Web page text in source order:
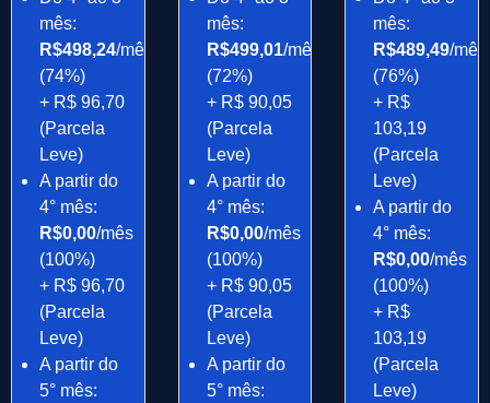
mês:
R$498,24/mês
(74%)
+ R$ 96,70
(Parcela
Leve)
A partir do
4° mês:
R$0,00/mês
(100%)
+ R$ 96,70
(Parcela
Leve)
A partir do
5° mês:
mês:
R$499,01/mês
(72%)
+ R$ 90,05
(Parcela
Leve)
A partir do
4° mês:
R$0,00/mês
(100%)
+ R$ 90,05
(Parcela
Leve)
A partir do
5° mês:
mês:
R$489,49/mês
(76%)
+ R$
103,19
(Parcela
Leve)
A partir do
4° mês:
R$0,00/mês
(100%)
+ R$
103,19
(Parcela
Leve)